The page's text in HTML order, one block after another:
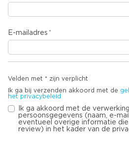
E-mailadres
Velden met * zijn verplicht
Ik ga bij verzenden akkoord met de
het privacybeleid
Ik ga akkoord met de
persoonsgegevens (naam, e-
eventueel overige informatie die
review) in het kader van de